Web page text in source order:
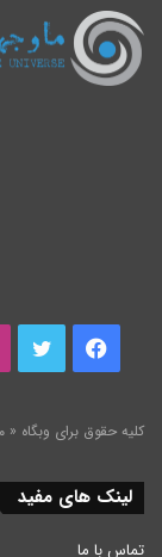
فیس
کلیه حقوق برای وبگاه «
لینک های مفید
تماس با ما